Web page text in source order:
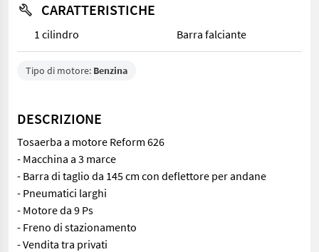
CARATTERISTICHE
1 cilindro Barra falciante
Tipo di motore: Benzina
DESCRIZIONE
Tosaerba a motore Reform 626
- Macchina a 3 marce
- Barra di taglio da 145 cm con deflettore per andane
- Pneumatici larghi
- Motore da 9 Ps
- Freno di stazionamento
- Vendita tra privati